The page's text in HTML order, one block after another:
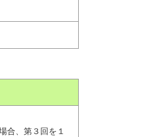
合、第３回を１